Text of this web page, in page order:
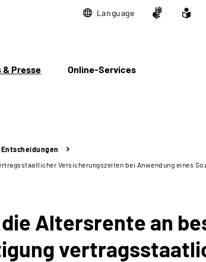
Language
& Presse Online-Services
Versicherungszeiten bei Anwendung eines
Altersrente an